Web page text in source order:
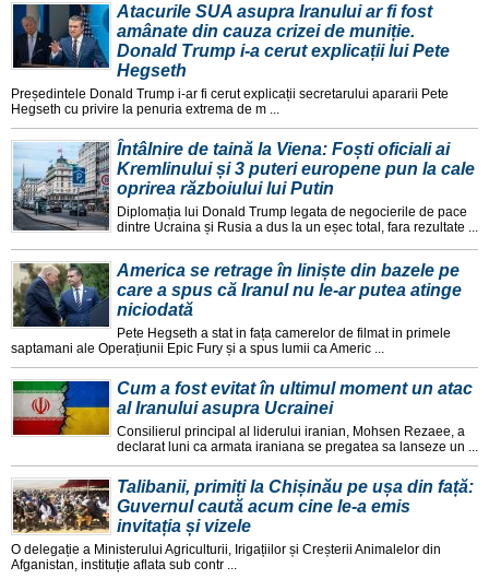
Atacurile SUA asupra Iranului ar fi fost
amânate din cauza crizei de muniție.
Donald Trump i-a cerut explicații lui Pete
Hegseth
Președintele Donald Trump i-ar fi cerut explicații secretarului apararii Pete
Hegseth cu privire la penuria extrema de m ...
Întâlnire de taină la Viena: Foști oficiali ai
Kremlinului și 3 puteri europene pun la cale
oprirea războiului lui Putin
Diplomația lui Donald Trump legata de negocierile de pace
dintre Ucraina și Rusia a dus la un eșec total, fara rezultate ...
America se retrage în liniște din bazele pe
care a spus că Iranul nu le-ar putea atinge
niciodată
Pete Hegseth a stat in fața camerelor de filmat in primele
saptamani ale Operațiunii Epic Fury și a spus lumii ca Americ ...
Cum a fost evitat în ultimul moment un atac
al Iranului asupra Ucrainei
Consilierul principal al liderului iranian, Mohsen Rezaee, a
declarat luni ca armata iraniana se pregatea sa lanseze un ...
Talibanii, primiți la Chișinău pe ușa din față:
Guvernul caută acum cine le-a emis
invitația și vizele
O delegație a Ministerului Agriculturii, Irigațiilor și Creșterii Animalelor din
Afganistan, instituție aflata sub contr ...